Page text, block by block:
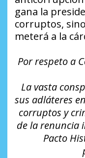
gana la
corruptos,
meterá a la
Por respeto a
La vasta
sus adláteres
corruptos y
de la renuncia
Pacto